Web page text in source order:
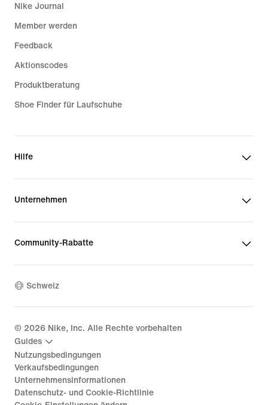
Nike Journal
Member werden
Feedback
Aktionscodes
Produktberatung
Shoe Finder für Laufschuhe
Hilfe
Unternehmen
Community-Rabatte
Schweiz
© 2026 Nike, Inc. Alle Rechte vorbehalten
Guides
Nutzungsbedingungen
Verkaufsbedingungen
Unternehmensinformationen
Datenschutz- und Cookie-Richtlinie